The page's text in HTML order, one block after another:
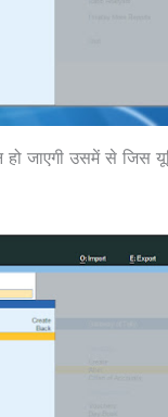
जाएगी उसमें से जिस